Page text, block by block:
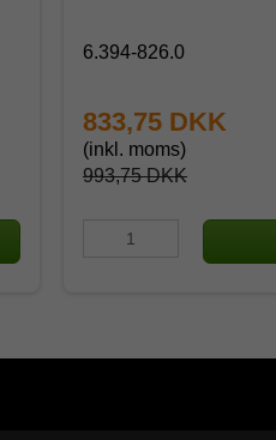
6.394-826.0
993,75 DKK
833,75 DKK
(inkl. moms)